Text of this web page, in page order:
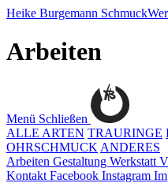
Heike Burgemann
Arbeiten
Menü Schließen
ALLE ARTEN TRAURINGE
OHRSCHMUCK ANDERES
Arbeiten Gestaltung Werkstatt
Kontakt Facebook Instagram